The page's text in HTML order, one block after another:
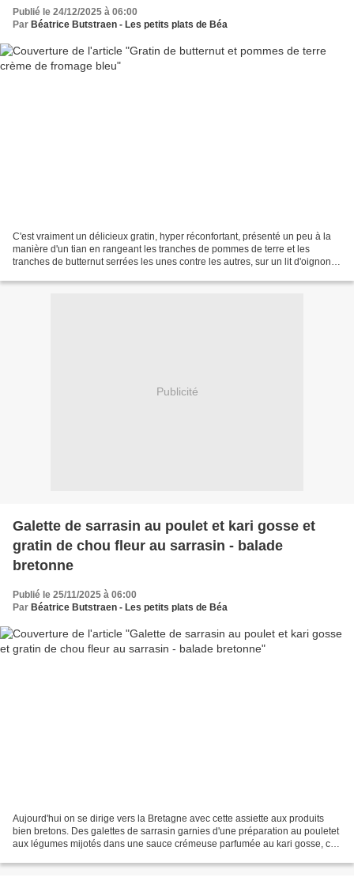
Publié le 24/12/2025 à 06:00
Par Béatrice Butstraen - Les petits plats de Béa
C'est vraiment un délicieux gratin, hyper réconfortant, présenté un peu à la
manière d'un tian en rangeant les tranches de pommes de terre et les
tranches de butternut serrées les unes contre les autres, sur un lit d'oignon
Publicité
Galette de sarrasin au poulet et kari gosse et
gratin de chou fleur au sarrasin - balade
bretonne
Publié le 25/11/2025 à 06:00
Par Béatrice Butstraen - Les petits plats de Béa
Aujourd'hui on se dirige vers la Bretagne avec cette assiette aux produits
bien bretons. Des galettes de sarrasin garnies d'une préparation au pouletet
aux légumes mijotés dans une sauce crémeuse parfumée au kari gosse, ce